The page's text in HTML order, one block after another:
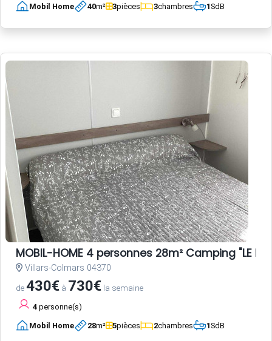
Mobil Home 40m² 3pièces 3chambres 1SdB
MOBIL-HOME 4 personnes 28m² Camping "LE
Villars-Colmars 04370
de430€ à 730€ la semaine
4 personne(s)
Mobil Home 28m² 5pièces 2chambres 1SdB